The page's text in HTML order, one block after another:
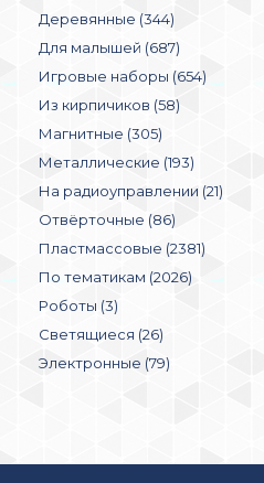
Деревянные (344)
Для малышей (687)
Игровые наборы (654)
Из кирпичиков (58)
Магнитные (305)
Металлические (193)
На радиоуправлении (21)
Отвёрточные (86)
Пластмассовые (2381)
По тематикам (2026)
Роботы (3)
Светящиеся (26)
Электронные (79)